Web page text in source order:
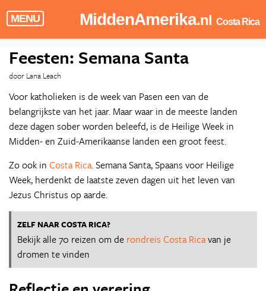
MENU MiddenAmerika.nl Costa Rica
Feesten: Semana Santa
door Lana Leach
Voor katholieken is de week van Pasen een van de
belangrijkste van het jaar. Maar waar in de meeste landen
deze dagen sober worden beleefd, is de Heilige Week in
Midden- en Zuid-Amerikaanse landen een groot feest.
Zo ook in Costa Rica. Semana Santa, Spaans voor Heilige
Week, herdenkt de laatste zeven dagen uit het leven van
Jezus Christus op aarde.
ZELF NAAR COSTA RICA?
Bekijk alle 70 reizen om de rondreis Costa Ricavan je
dromen te vinden